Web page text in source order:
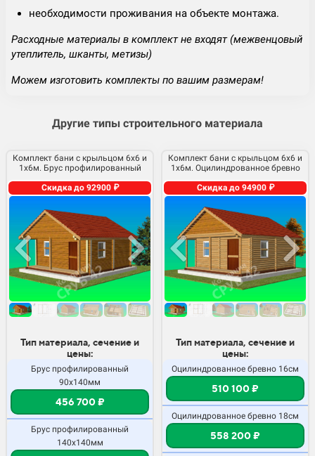
необходимости проживания на объекте монтажа.
Расходные материалы в комплект не входят (межвенцовый
утеплитель, шканты, метизы)
Можем изготовить комплекты по вашим размерам!
Другие типы строительного материала
Комплект бани с крыльцом 6х6 и
1х6м. Брус профилированный
Скидка до 92900 ₽
Тип материала, сечение и
цены:
Брус профилированный
90х140мм
456 700 ₽
Брус профилированный
140х140мм
Комплект бани с крыльцом 6х6 и
1х6м. Оцилиндрованное бревно
Скидка до 94900 ₽
Тип материала, сечение и
цены:
Оцилиндрованное бревно 16см
510 100 ₽
Оцилиндрованное бревно 18см
558 200 ₽